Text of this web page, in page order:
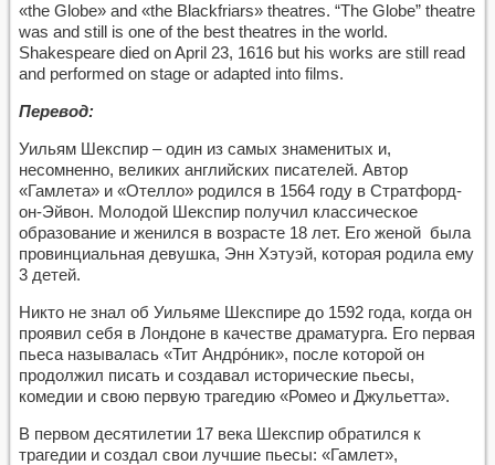
«the Globe» and «the Blackfriars» theatres. “The Globe” theatre
was and still is one of the best theatres in the world.
Shakespeare died on April 23, 1616 but his works are still read
and performed on stage or adapted into films.
Перевод:
Уильям Шекспир – один из самых знаменитых и,
несомненно, великих английских писателей. Автор
«Гамлета» и «Отелло» родился в 1564 году в Стратфорд-
он-Эйвон. Молодой Шекспир получил классическое
образование и женился в возрасте 18 лет. Его женой была
провинциальная девушка, Энн Хэтуэй, которая родила ему
3 детей.
Никто не знал об Уильяме Шекспире до 1592 года, когда он
проявил себя в Лондоне в качестве драматурга. Его первая
пьеса называлась «Тит Андро́ник», после которой он
продолжил писать и создавал исторические пьесы,
комедии и свою первую трагедию «Ромео и Джульетта».
В первом десятилетии 17 века Шекспир обратился к
трагедии и создал свои лучшие пьесы: «Гамлет»,